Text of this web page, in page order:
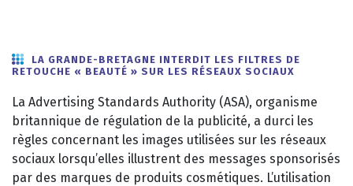
LA GRANDE-BRETAGNE INTERDIT LES FILTRES DE
RETOUCHE « BEAUTÉ » SUR LES RÉSEAUX SOCIAUX
La Advertising Standards Authority (ASA), organisme
britannique de régulation de la publicité, a durci les
règles concernant les images utilisées sur les réseaux
sociaux lorsqu’elles illustrent des messages sponsorisés
par des marques de produits cosmétiques. L’utilisation